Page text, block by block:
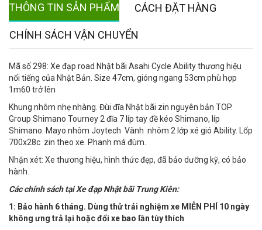
THÔNG TIN SẢN PHẨM CÁCH ĐẶT HÀNG
CHÍNH SÁCH VẬN CHUYỂN
Mã số 298: Xe đạp road Nhật bãi Asahi Cycle Ability thương hiệu
nổi tiếng của Nhật Bản. Size 47cm, gióng ngang 53cm phù hợp
1m60 trở lên
Khung nhôm nhẹ nhàng. Đùi đĩa Nhật bãi zin nguyên bản TOP.
Group Shimano Tourney 2 đĩa 7 líp tay đề kéo Shimano, líp
Shimano. Mayo nhôm Joytech Vành nhôm 2 lớp xé gió Ability. Lốp
700x28c zin theo xe. Phanh má đùm.
Nhận xét: Xe thương hiệu, hình thức đẹp, đã bảo dưỡng kỹ, có bảo
hành.
Các chính sách tại Xe đạp Nhật bãi Trung Kiên:
1: Bảo hành 6 tháng. Dùng thử trải nghiệm xe MIỄN PHÍ 10 ngày
không ưng trả lại hoặc đổi xe bao lần tùy thích